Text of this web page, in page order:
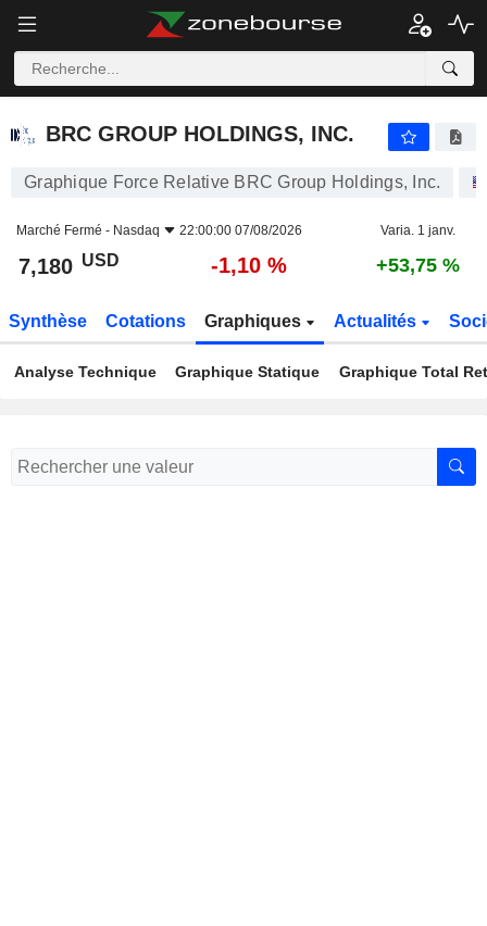
BRC GROUP HOLDINGS, INC.
BRC GROUP HOLDINGS, INC.
Graphique Force Relative BRC Group Holdings, Inc.
Marché Fermé - Nasdaq 22:00:00 07/08/2026 Varia. 1 janv.
7,180 USD -1,10 % +53,75 %
Synthèse Cotations Graphiques Actualités
Analyse Technique Graphique Statique Graphique Total